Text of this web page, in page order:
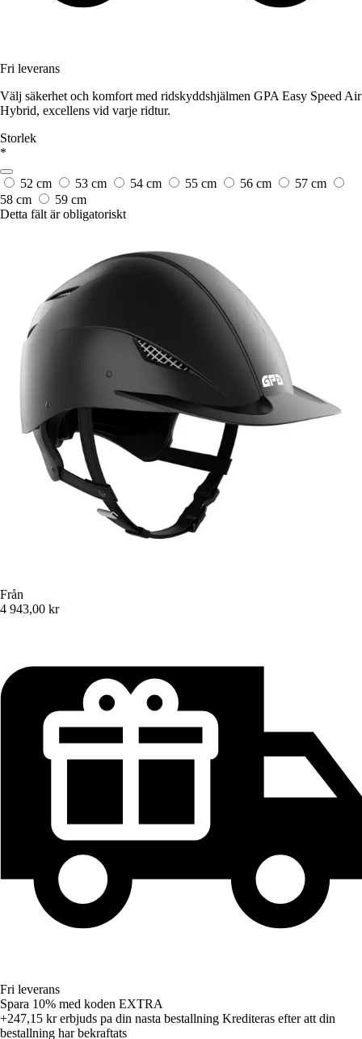
Fri leverans
Välj säkerhet och komfort med ridskyddshjälmen GPA Easy Speed Air
Hybrid, excellens vid varje ridtur.
Storlek
*
52 cm 53 cm 54 cm 55 cm 56 cm
57 cm
58 cm
59 cm
Detta fält är obligatoriskt
Från
4 943,00 kr
Fri leverans
Spara 10% med koden EXTRA
+247,15 krerbjuds pa din nasta bestallning Krediteras efter att din
bestallning har bekraftats